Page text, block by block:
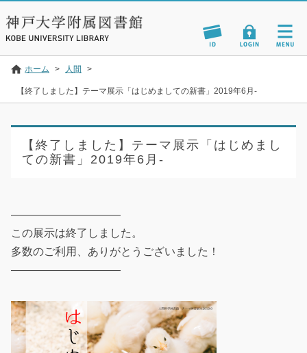
ホーム > 人間 >
【終了しました】テーマ展示「はじめましての新書」2019年6月-
【終了しました】テーマ展示「はじめまし
ての新書」2019年6月-
——————————
この展示は終了しました。
多数のご利用、ありがとうございました！
——————————